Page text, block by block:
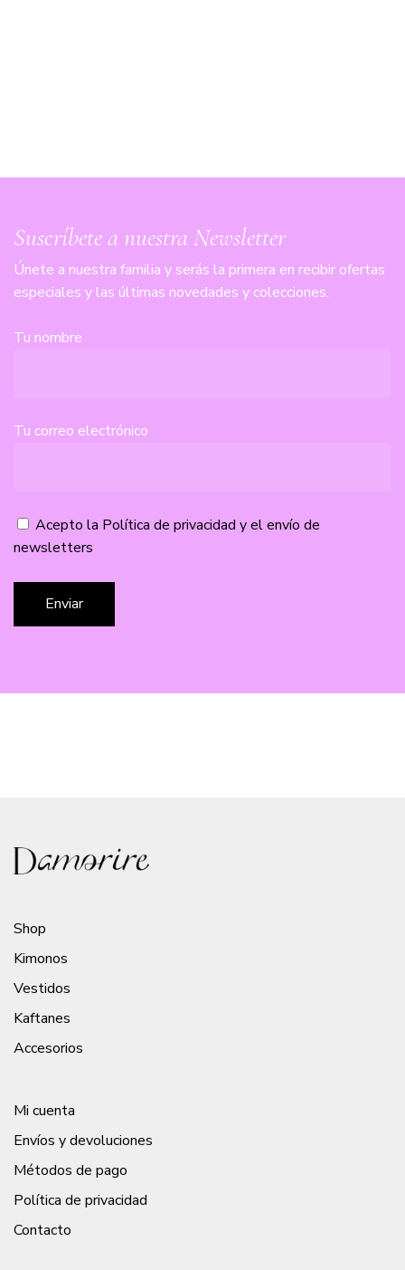
Suscríbete a nuestra Newsletter
Únete a nuestra familia y serás la primera en recibir ofertas
especiales y las últimas novedades y colecciones.
Tu nombre
Tu correo electrónico
Acepto la Política de privacidad y el envío de
newsletters
Shop
Kimonos
Vestidos
Kaftanes
Accesorios
Mi cuenta
Envíos y devoluciones
Métodos de pago
Política de privacidad
Contacto